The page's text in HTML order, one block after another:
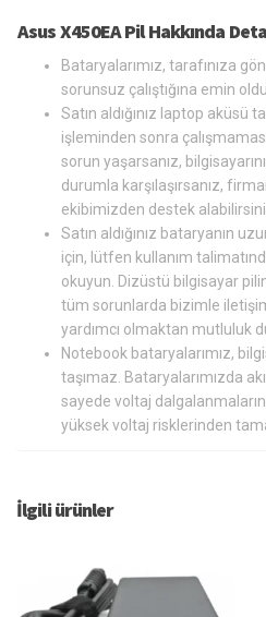
Asus X450EA Pil Hakkında
Bataryalarımız, tarafınıza
sorunsuz çalıştığına emin
Satın aldığınız laptop aküsü
işleminden sonra
sorun yaşarsanız,
durumla karşılaşırsanız,
ekibimizden destek
Satın aldığınız bataryanın
için, lütfen kullanım
okuyun. Dizüstü bilgisayar
tüm sorunlarda bizimle
yardımcı olmaktan mutluluk
Notebook bataryalarımız,
taşımaz. Bataryalarımızda
sayede voltaj
yüksek voltaj risklerinden
İlgili ürünler